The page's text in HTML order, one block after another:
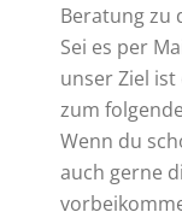
Beratung zu
Sei es per
unser Ziel
zum
Wenn du
auch gerne